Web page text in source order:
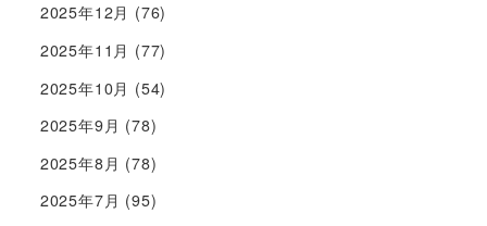
2025年12月 (76)
2025年11月 (77)
2025年10月 (54)
2025年9月 (78)
2025年8月 (78)
2025年7月 (95)